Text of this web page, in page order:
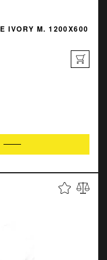
IVORY M. 1200X600